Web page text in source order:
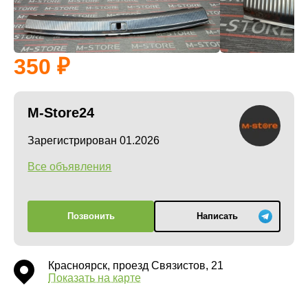
350
M-Store24
Зарегистрирован 01.2026
Все объявления
Позвонить Написать
Красноярск, проезд Связистов, 21
Показать на карте